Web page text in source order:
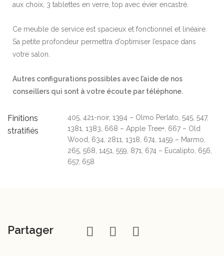
aux choix, 3 tablettes en verre, top avec évier encastré.
Ce meuble de service est spacieux et fonctionnel et linéaire.
Sa petite profondeur permettra d’optimiser l’espace dans
votre salon.
Autres configurations possibles avec l’aide de nos
conseillers qui sont à votre écoute par téléphone.
Finitions
stratifiés
405, 421-noir, 1394 – Olmo Perlato, 545, 547,
1381, 1383, 668 – Apple Tree+, 667 – Old
Wood, 634, 2811, 1318, 674, 1459 – Marmo,
265, 568, 1451, 559, 871, 674 – Eucalipto, 656,
657, 658
Partager